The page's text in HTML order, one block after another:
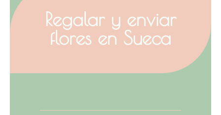
Regalar y enviar
flores en Sueca